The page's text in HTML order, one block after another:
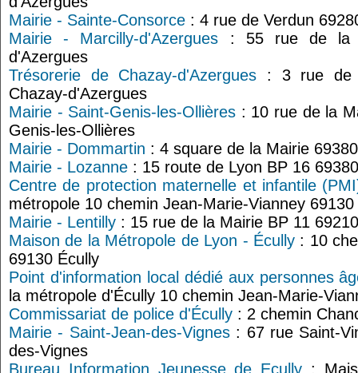
Mairie - Sainte-Consorce : 4 rue de Verdun
Mairie - Marcilly-d'Azergues : 55 rue de la
d'Azergues
Trésorerie de Chazay-d'Azergues : 3 rue de
Chazay-d'Azergues
Mairie - Saint-Genis-les-Ollières : 10 rue de la
Genis-les-Ollières
Mairie - Dommartin : 4 square de la Mairie
Mairie - Lozanne : 15 route de Lyon BP 16
Centre de protection maternelle et infantile
métropole 10 chemin Jean-Marie-Vianney 69130
Mairie - Lentilly : 15 rue de la Mairie BP 11
Maison de la Métropole de Lyon - Écully: 10
69130 Écully
Point d'information local dédié aux personnes
la métropole d'Écully 10 chemin Jean-Marie-
Commissariat de police d'Écully : 2 chemin
Mairie - Saint-Jean-des-Vignes: 67 rue Saint-
des-Vignes
Bureau Information Jeunesse de Ecully :